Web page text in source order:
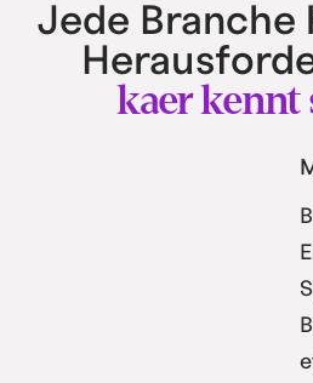
Jede Branche
kaer kennt